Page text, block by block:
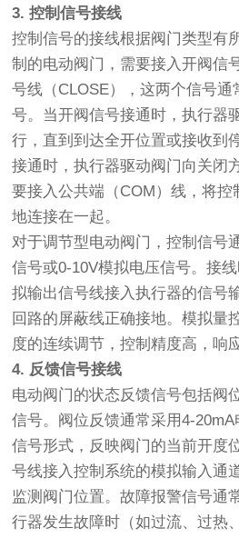
3. 控制信号接线
控制信号的接线根据阀门类型有
制的电动阀门，需要接入开阀信
号线（CLOSE），这两个信号通
号。当开阀信号接通时，执行器
行，直到到达全开位置或接收到
接通时，执行器驱动阀门向关闭
要接入公共端（COM）线，将
地连接在一起。
对于调节型电动阀门，控制信号
信号或0-10V模拟电压信号。接
拟输出信号线接入执行器的信号
回路的屏蔽线正确接地。模拟量
度的连续调节，控制精度高，响
4. 反馈信号接线
电动阀门的状态反馈信号包括阀
信号。阀位反馈通常采用4-
信号形式，反映阀门的当前开度
号线接入控制系统的模拟输入通
监测阀门位置。故障报警信号通
行器发生故障时（如过流、过热